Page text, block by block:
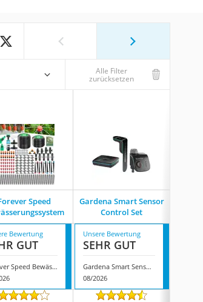
Alle Filter
zurücksetzen
Speed
Gardena Smart Sensor
Control Set
Bewertung
GUT
Forever Speed Bewässerungssystem
Unsere Bewertung
SEHR GUT
Gardena Smart Sensor Control Set
08/2026